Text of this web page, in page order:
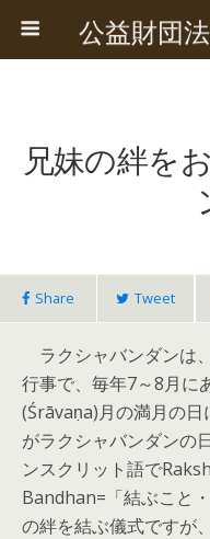
兄妹の絆を
Share Tweet
ラクシャバンダンは
行事で、毎年7～8月に
(Śrāvaṇa)月の満月の
がラクシャバンダンの
ンスクリット語で
Bandhan=「結ぶこと
の絆を結ぶ儀式ですが